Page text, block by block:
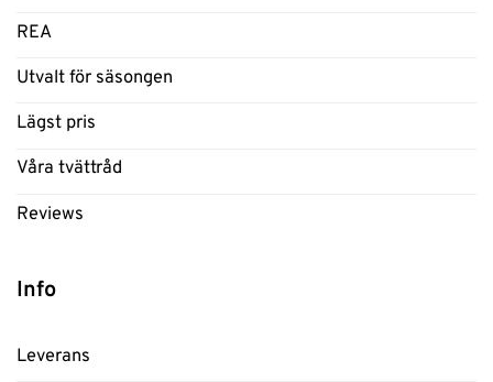
REA
Utvalt för säsongen
Lägst pris
Våra tvättråd
Reviews
Info
Leverans